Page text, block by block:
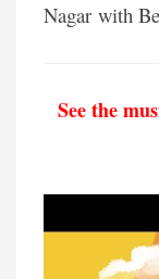
Nagar with
See the